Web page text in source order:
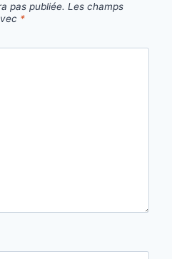
pas publiée. Les champs
*